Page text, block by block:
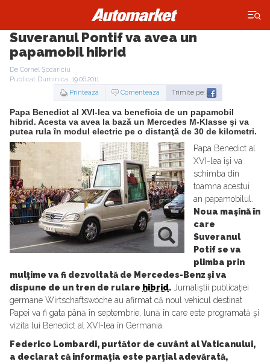
×
Suveranul Pontif va avea un
papamobil hibrid
De Cornel Șocariciu
Publicat Duminica, 19.06.2011
Printeaza
Comenteaza Trimite pe:
Papa Benedict al XVI-lea va beneficia de un papamobil
hibrid. Acesta va avea la bază un Mercedes M-Klasse şi va
putea rula în modul electric pe o distanţă de 30 de kilometri.
Papa Benedict al
XVI-lea îşi va
schimba din
toamna acestui
an papamobilul.
Noua maşină în
care
Suveranul
Potif se va
plimba prin
mulţime va fi dezvoltată de Mercedes-Benz şi va
dispune de un tren de rulare hibrid. Jurnaliştii publicaţiei
germane Wirtschaftswoche au afirmat că noul vehicul destinat
Papei va fi gata până în septembrie, lună în care este programată şi
vizita lui Benedict al XVI-lea în Germania.
Federico Lombardi, purtător de cuvânt al Vaticanului,
a declarat că informaţia este parţial adevărată,